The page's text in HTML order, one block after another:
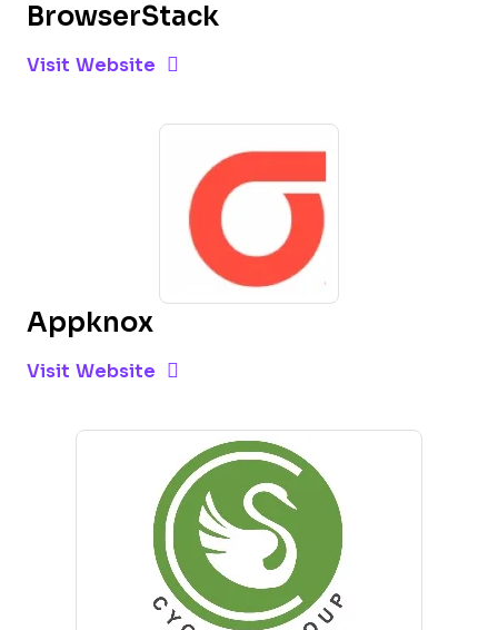
BrowserStack
Visit Website Opens New Window
Appknox
Visit Website Opens New Window